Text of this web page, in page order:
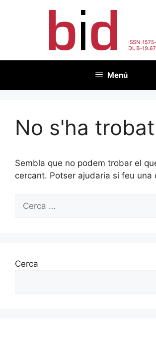
Menú
No s'ha
Sembla que no podem trobar el
cercant. Potser ajudaria si feu una
Cerca:
Cerca